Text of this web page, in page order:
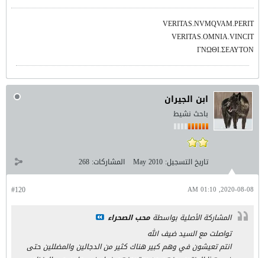
VERITAS.NVMQVAM.PERIT
VERITAS.OMNIA.VINCIT
ΓΝΩΘΙ.ΣΕΑΥΤΟΝ
ابن الجيران
باحث نشيط
تاريخ التسجيل: May 2010 المشاركات: 268
#120 2020-08-08, 01:10 AM
المشاركة الأصلية بواسطة محب الصحراء
تواصلت مع السيد ضيف الله
انتم تعيشون في وهم كبير هناك كثير من الدجالين والمضللين حتى